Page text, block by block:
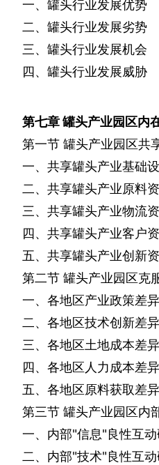
一、罐头行业发展优势
二、罐头行业发展劣势
三、罐头行业发展机会
四、罐头行业发展威胁
第七章罐头产业园区内
第一节 罐头产业园区共
一、共享罐头产业基础
二、共享罐头产业原料
三、共享罐头产业物流
四、共享罐头产业客户
五、共享罐头产业创新
第二节 罐头产业园区克
一、各地区产业政策差异
二、各地区技术创新差异
三、各地区土地成本差异
四、各地区人力成本差异
五、各地区原料获取差异
第三节 罐头产业园区内
一、内部"信息"良性互
二、内部"技术"良性互